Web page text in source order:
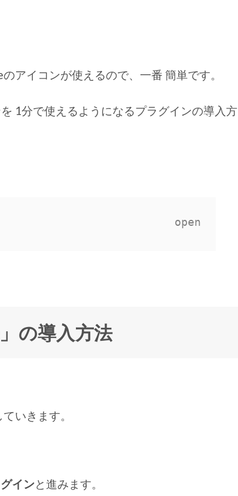
アイコンが使えるので、一番 簡単です。
1分で使えるようになるプラグインの導入方
の導入方法
いきます。
インと進みます。